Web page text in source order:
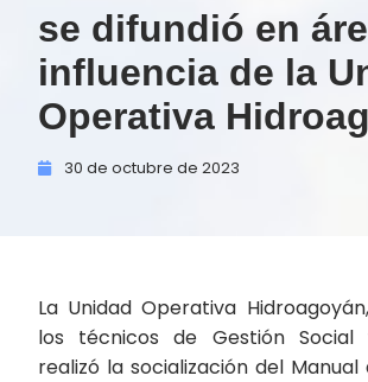
se difundió en
influencia de la
Operativa
30 de octubre de 2023
La Unidad Operativa
los técnicos de Gestión Social
realizó la socialización del Manual